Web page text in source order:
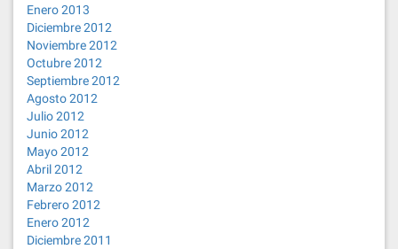
Enero 2013
Diciembre 2012
Noviembre 2012
Octubre 2012
Septiembre 2012
Agosto 2012
Julio 2012
Junio 2012
Mayo 2012
Abril 2012
Marzo 2012
Febrero 2012
Enero 2012
Diciembre 2011